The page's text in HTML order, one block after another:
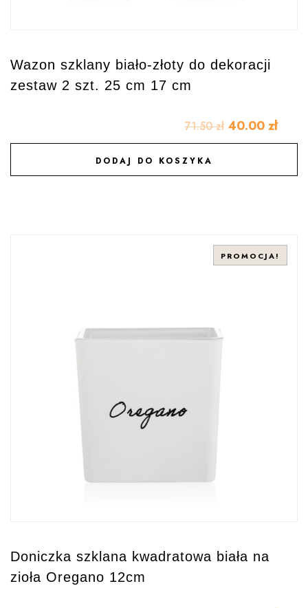
Wazon szklany biało-złoty do dekoracji
zestaw 2 szt. 25 cm 17 cm
71.50zł 40.00 zł
DODAJ DO KOSZYKA
DODAJ DO ULUBIONYCH
PROMOCJA!
Doniczka szklana kwadratowa biała na
zioła Oregano 12cm